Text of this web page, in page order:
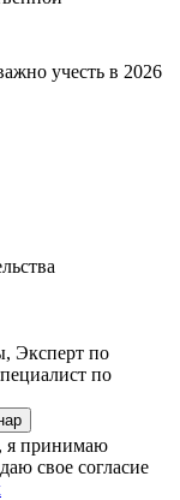
учесть в 2026
Эксперт по
по
я принимаю
свое согласие